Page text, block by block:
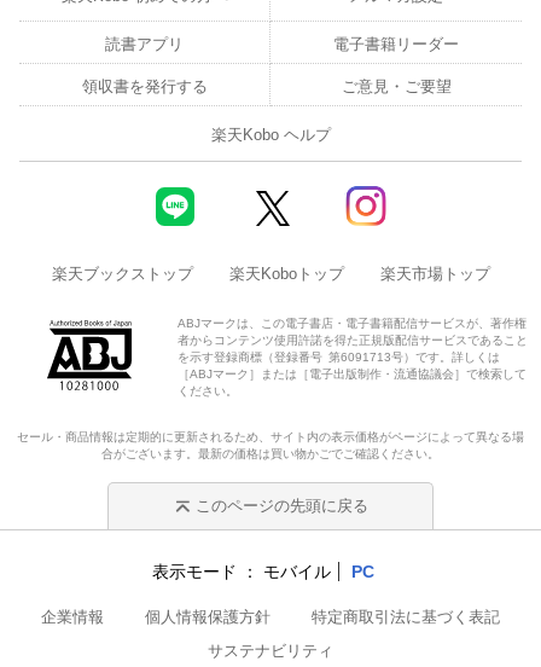
読書アプリ 電子書籍リーダー
領収書を発行する ご意見・ご要望
楽天Kobo ヘルプ
楽天ブックストップ 楽天Koboトップ 楽天市場トップ
ABJマークは、この電子書店・電子書籍配信サービスが、著作権
者からコンテンツ使用許諾を得た正規版配信サービスであること
を示す登録商標（登録番号 第6091713号）です。詳しくは
［ABJマーク］または［電子出版制作・流通協議会］で検索して
ください。
セール・商品情報は定期的に更新されるため、サイト内の表示価格がページによって異なる場
合がございます。最新の価格は買い物かごでご確認ください。
このページの先頭に戻る
表示モード モバイル PC
企業情報 個人情報保護方針
特定商取引法に基づく表記
サステナビリティ